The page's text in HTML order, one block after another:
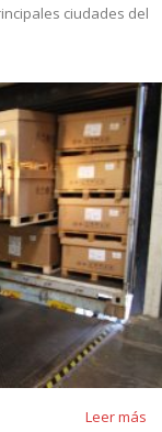
ciudades del
Leer más